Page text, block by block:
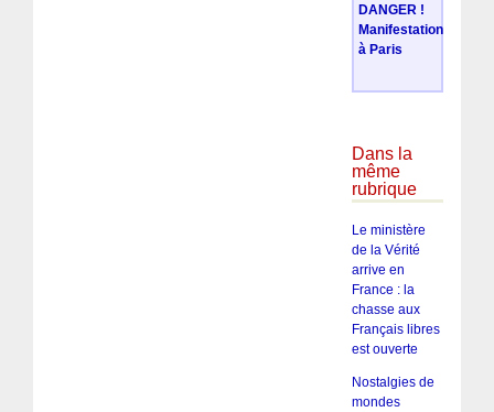
DANGER !
Manifestation
à Paris
Dans la
même
rubrique
Le ministère
de la Vérité
arrive en
France : la
chasse aux
Français libres
est ouverte
Nostalgies de
mondes